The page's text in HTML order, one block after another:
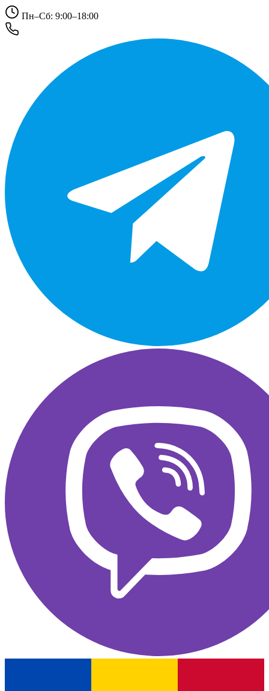
Пн–Сб: 9:00–18:00